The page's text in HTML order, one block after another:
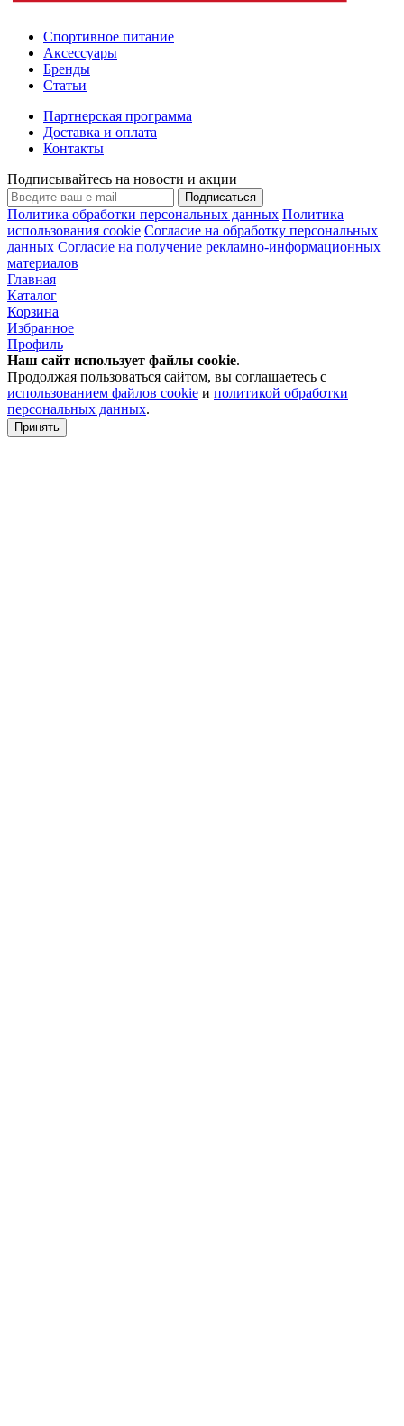
Спортивное питание
Аксессуары
Бренды
Статьи
Партнерская программа
Доставка и оплата
Контакты
Подписывайтесь на новости и акции
Подписаться
Политика обработки персональных данных Политика
использования cookie Согласие на обработку персональных
данных Согласие на получение рекламно-информационных
материалов
Главная
Каталог
Корзина
Избранное
Профиль
Наш сайт использует файлы cookie.
Продолжая пользоваться сайтом, вы соглашаетесь с
использованием файлов cookie и политикой обработки
персональных данных.
Принять